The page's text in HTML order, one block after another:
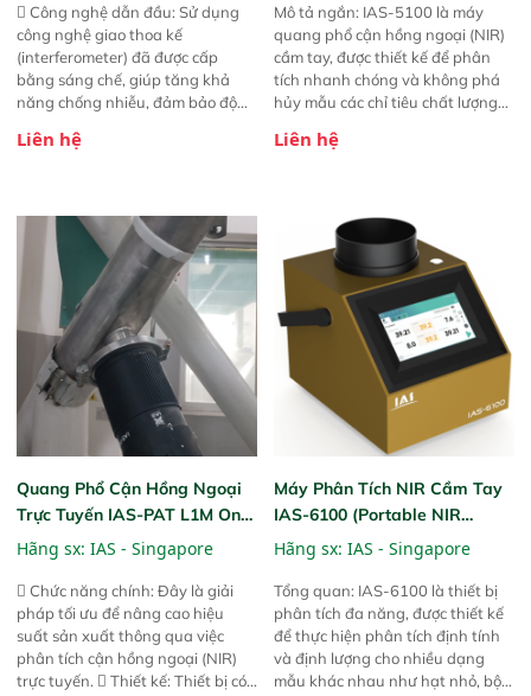
 Công nghệ dẫn đầu: Sử dụng
công nghệ giao thoa kế
(interferometer) đã được cấp
bằng sáng chế, giúp tăng khả
năng chống nhiễu, đảm bảo độ
Phạm vi ứng dụng rộng: Đáp ứng
ngành công nghiệp khác nhau. 
Độ nhạy cao: Trang bị đầu dò
InGaAs độ nhạy cao, cung cấp
phản hồi phổ tuyến tính đầy đủ,
đảm bảo độ chính xác và khả
năng lặp lại tối ưu.
Liên hệ
Mô tả ngắn: IAS-5100 là máy
quang phổ cận hồng ngoại (NIR)
cầm tay, được thiết kế để phân
tích nhanh chóng và không phá
hủy mẫu các chỉ tiêu chất lượng
Thiết bị linh hoạt cho nhiều kịch
trực tiếp ngoài đồng ruộng.
Liên hệ
Quang Phổ Cận Hồng Ngoại
Trực Tuyến IAS-PAT L1M On-
Line NIR
Hãng sx: IAS - Singapore
 Chức năng chính: Đây là giải
pháp tối ưu để nâng cao hiệu
suất sản xuất thông qua việc
phân tích cận hồng ngoại (NIR)
trực tuyến.  Thiết kế: Thiết bị có
Máy Phân Tích NIR Cầm Tay
IAS-6100 (Portable NIR
Analyzer)
Hãng sx: IAS - Singapore
Tổng quan: IAS-6100 là thiết bị
phân tích đa năng, được thiết kế
để thực hiện phân tích định tính
và định lượng cho nhiều dạng
mẫu khác nhau như hạt nhỏ, bột,